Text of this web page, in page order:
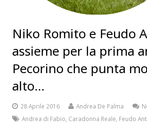
Niko Romito e Feudo
assieme per la prima
Pecorino che punta
alto…
28 Aprile 2016 Andrea De Palma
Andrea di Fabio Caradonna Reale Feudo